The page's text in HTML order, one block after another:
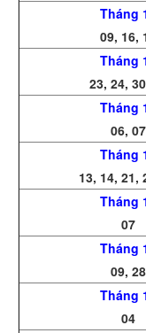
Tháng
09, 16,
Tháng
23, 24,
Tháng
06, 07
Tháng
13, 14, 21,
Tháng
07
Tháng
09, 28
Tháng
04